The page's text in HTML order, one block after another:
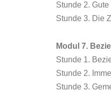
Stunde 2. Gute
Stunde 3. Die
Modul 7.
Stunde 1.
Stunde 2.
Stunde 3.